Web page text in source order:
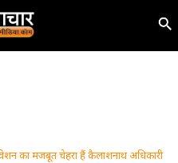
का मजबूत चेहरा हैं कैलाशनाथ अधिकारी